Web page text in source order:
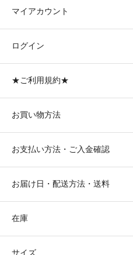
マイアカウント
ログイン
★ご利用規約★
お買い物方法
お支払い方法・ご入金確認
お届け日・配送方法・送料
在庫
サイズ